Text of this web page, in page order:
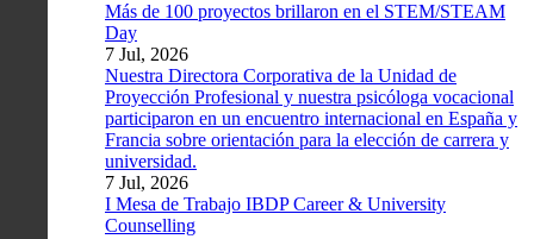
Más de 100 proyectos brillaron en el STEM/STEAM
Day
7 Jul, 2026
Nuestra Directora Corporativa de la Unidad de
Proyección Profesional y nuestra psicóloga vocacional
participaron en un encuentro internacional en España y
Francia sobre orientación para la elección de carrera y
universidad.
7 Jul, 2026
I Mesa de Trabajo IBDP Career & University
Counselling